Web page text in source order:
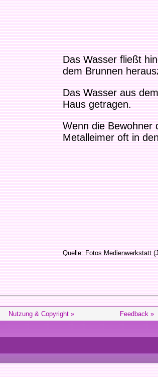
Das Wasser fließt
dem Brunnen
Das Wasser aus
Haus getragen.
Wenn die Bewohner
Metalleimer oft in
Quelle: Fotos Medienwerkstatt
Nutzung & Copyright » Feedback »